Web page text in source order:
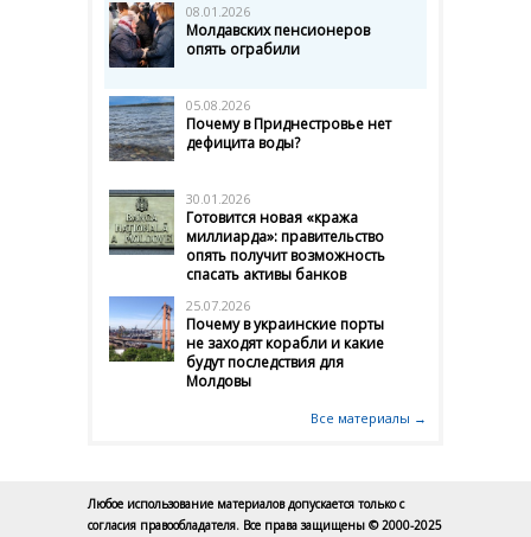
08.01.2026
Молдавских пенсионеров
опять ограбили
05.08.2026
Почему в Приднестровье нет
дефицита воды?
30.01.2026
Готовится новая «кража
миллиарда»: правительство
опять получит возможность
спасать активы банков
25.07.2026
Почему в украинские порты
не заходят корабли и какие
будут последствия для
Молдовы
Все материалы →
Любое использование материалов допускается только с
согласия правообладателя. Все права защищены © 2000-2025